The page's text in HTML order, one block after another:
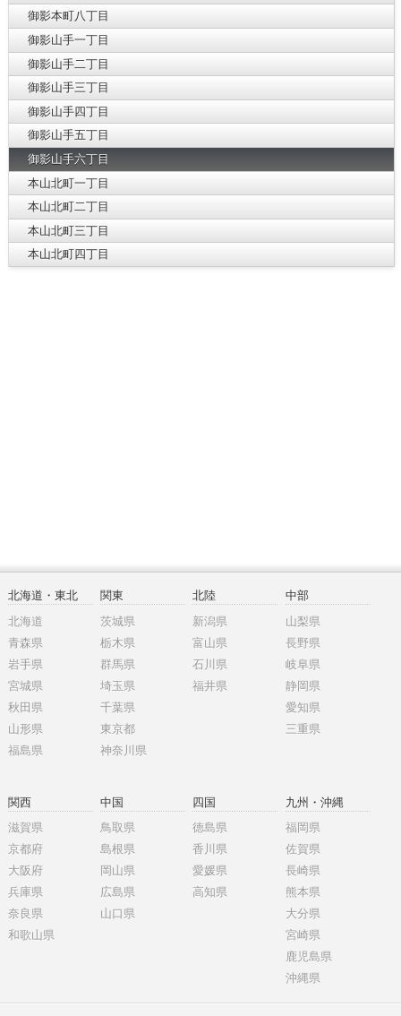
御影本町八丁目
御影山手一丁目
御影山手二丁目
御影山手三丁目
御影山手四丁目
御影山手五丁目
御影山手六丁目
本山北町一丁目
本山北町二丁目
本山北町三丁目
本山北町四丁目
北海道・東北
北海道
青森県
岩手県
宮城県
秋田県
山形県
福島県
関東
茨城県
栃木県
群馬県
埼玉県
千葉県
東京都
神奈川県
北陸
新潟県
富山県
石川県
福井県
中部
山梨県
長野県
岐阜県
静岡県
愛知県
三重県
関西
滋賀県
京都府
大阪府
兵庫県
奈良県
和歌山県
中国
鳥取県
島根県
岡山県
広島県
山口県
四国
徳島県
香川県
愛媛県
高知県
九州・沖縄
福岡県
佐賀県
長崎県
熊本県
大分県
宮崎県
鹿児島県
沖縄県